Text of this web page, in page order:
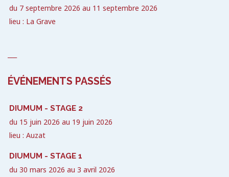
du 7 septembre 2026 au 11 septembre 2026
lieu : La Grave
ÉVÉNEMENTS PASSÉS
DIUMUM - STAGE 2
du 15 juin 2026 au 19 juin 2026
lieu : Auzat
DIUMUM - STAGE 1
du 30 mars 2026 au 3 avril 2026